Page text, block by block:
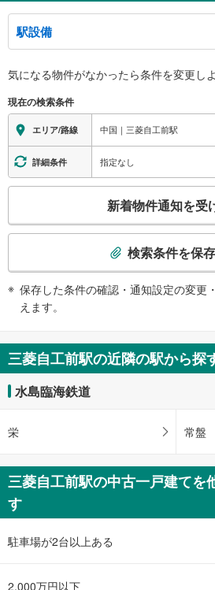
駅設備
※段差なしでの移動経路
地上⇔ホーム：○
スロープ
・ホーム⇔地上
気になる物件がなかったら条件を変更し
現在の検索条件
エリア/路線 中国｜三菱自工前駅
詳細条件 指定なし
検
を
受
け
取
・
件
を
マ
イ
ペ
新着物件通知を受
検索条件を保
保存した条件の確認・通知設定の変更
えます。
三菱自工前駅の近隣の駅から探
水島臨海鉄道
栄 常盤
三菱自工前駅の中古一戸建てを
す
駐車場が2台以上ある
2,000万円以下